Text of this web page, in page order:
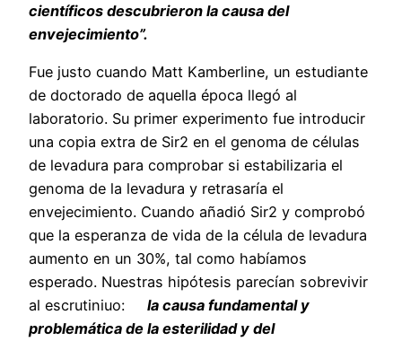
científicos descubrieron la causa del
envejecimiento”.
Fue justo cuando Matt Kamberline, un estudiante
de doctorado de aquella época llegó al
laboratorio. Su primer experimento fue introducir
una copia extra de Sir2 en el genoma de células
de levadura para comprobar si estabilizaria el
genoma de la levadura y retrasaría el
envejecimiento. Cuando añadió Sir2 y comprobó
que la esperanza de vida de la célula de levadura
aumento en un 30%, tal como habíamos
esperado. Nuestras hipótesis parecían sobrevivir
al escrutiniuo:
la causa fundamental y
problemática de la esterilidad y del